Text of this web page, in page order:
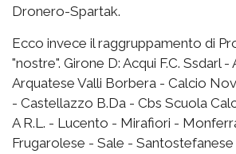
Dronero-Spartak.
Ecco invece il raggruppamento di
"nostre". Girone D: Acqui F.C. Ssdarl -
Arquatese Valli Borbera - Calcio
- Castellazzo B.Da - Cbs Scuola
A R.L. - Lucento - Mirafiori -
Frugarolese - Sale -